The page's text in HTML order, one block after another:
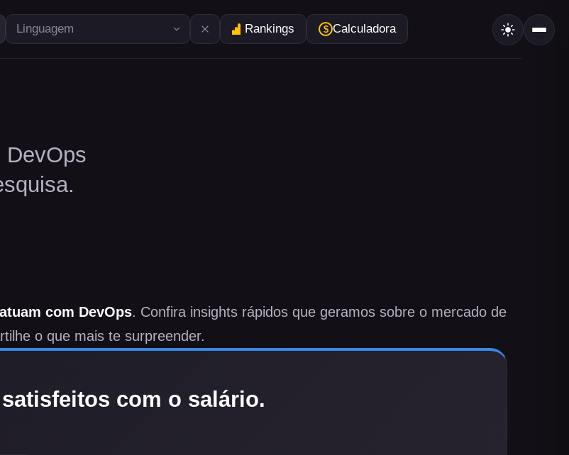
Rankings Calculadora
DevOps
com DevOps. Confira insights rápidos que geramos sobre o mercado de
o que mais te surpreender.
com o salário.